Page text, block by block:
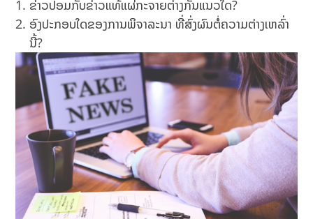
ຂ່າວປອມກັບຂ່າວແທ້ແຜ່ກະຈາຍຕ່າງກັນແນວໃດ?
ອົງປະກອບໃດຂອງການພິຈາລະນາ ທີ່ສົ່ງຜົນຕໍ່ຄວາມຕ່າງເຫລົ່າ
ນີ້?